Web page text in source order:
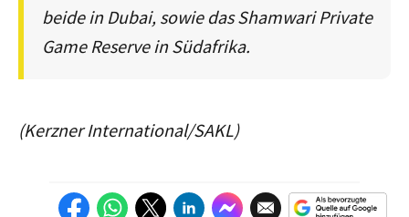
beide in Dubai, sowie das Shamwari Private
Game Reserve in Südafrika.
(Kerzner International/SAKL)